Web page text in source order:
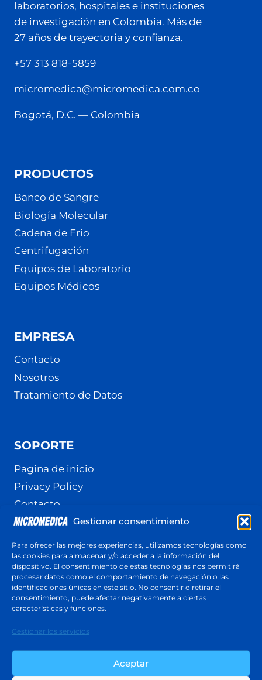
Gestionar consentimiento
Para ofrecer las mejores experiencias, utilizamos tecnologías como
las cookies para almacenar y/o acceder a la información del
dispositivo. El consentimiento de estas tecnologías nos permitirá
procesar datos como el comportamiento de navegación o las
identificaciones únicas en este sitio. No consentir o retirar el
consentimiento, puede afectar negativamente a ciertas
características y funciones.
Gestionar los servicios
Aceptar
laboratorios, hospitales e instituciones
de investigación en Colombia. Más de
27 años de trayectoria y confianza.
+57 313 818-5859
micromedica@micromedica.com.co
Bogotá, D.C. — Colombia
PRODUCTOS
Banco de Sangre
Biología Molecular
Cadena de Frio
Centrifugación
Equipos de Laboratorio
Equipos Médicos
EMPRESA
Contacto
Nosotros
Tratamiento de Datos
SOPORTE
Pagina de inicio
Privacy Policy
Contacto
Terminos y Condiciones
Cotización
Respuesta en menos de 24 horas